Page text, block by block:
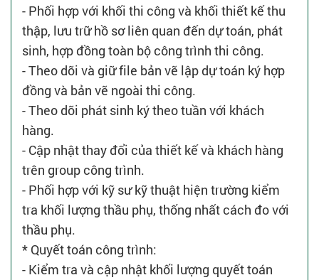
- Phối hợp với khối thi công và khối thiết kế thu
thập, lưu trữ hồ sơ liên quan đến dự toán, phát
sinh, hợp đồng toàn bộ công trình thi công.
- Theo dõi và giữ file bản vẽ lập dự toán ký hợp
đồng và bản vẽ ngoài thi công.
- Theo dõi phát sinh ký theo tuần với khách
hàng.
- Cập nhật thay đổi của thiết kế và khách hàng
trên group công trình.
- Phối hợp với kỹ sư kỹ thuật hiện trường kiểm
tra khối lượng thầu phụ, thống nhất cách đo với
thầu phụ.
* Quyết toán công trình:
- Kiểm tra và cập nhật khối lượng quyết toán